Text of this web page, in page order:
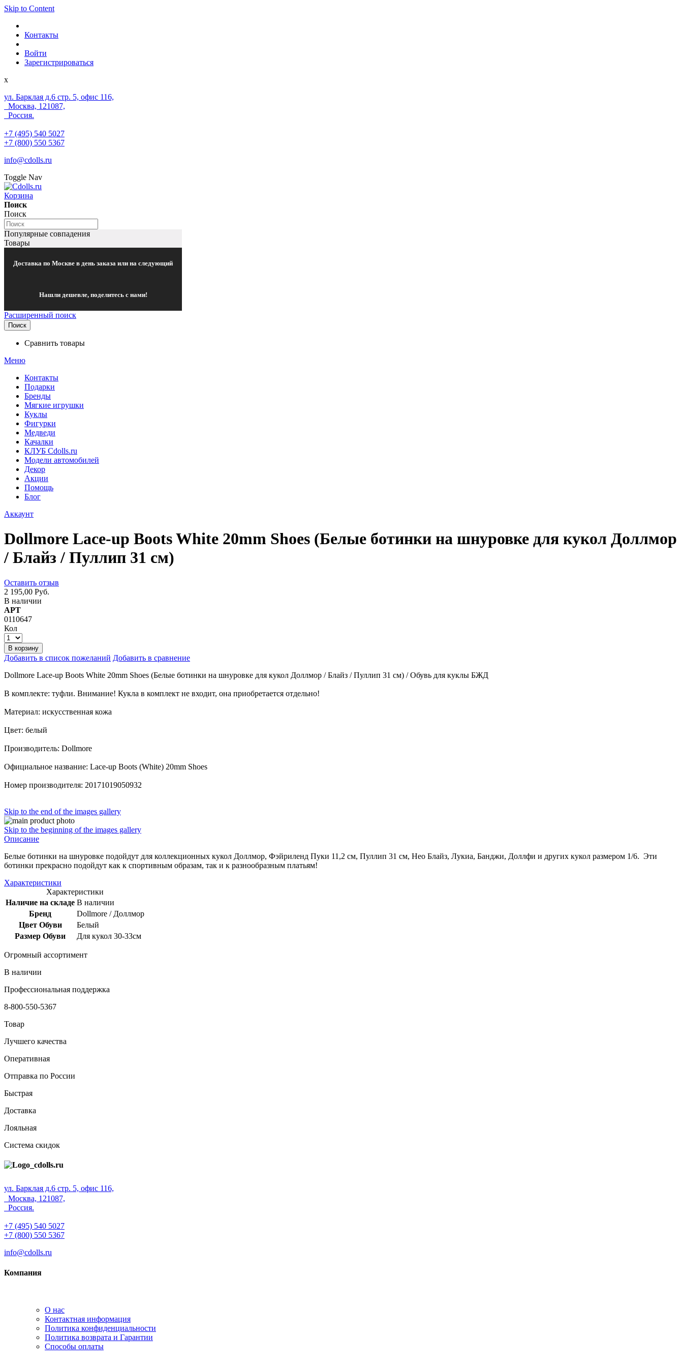
Skip to Content
Контакты
Войти
Зарегистрироваться
x
ул. Барклая д.6 стр. 5, офис 116,
Москва, 121087,
Россия.
+7 (495) 540 5027
+7 (800) 550 5367
info@cdolls.ru
Toggle Nav
Корзина
Поиск
Поиск
Популярные совпадения
Товары
Доставка по Москве в день заказа или на следующий
Нашли дешевле, поделитесь с нами!
Расширенный поиск
Поиск
Сравнить товары
Меню
Контакты
Подарки
Бренды
Мягкие игрушки
Куклы
Фигурки
Медведи
Качалки
КЛУБ Cdolls.ru
Модели автомобилей
Декор
Акции
Помощь
Блог
Аккаунт
Dollmore Lace-up Boots White 20mm Shoes (Белые ботинки на шнуровке для кукол Доллмор
/ Блайз / Пуллип 31 см)
Оставить отзыв
2 195,00 Руб.
В наличии
АРТ
0110647
Кол
В корзину
Добавить в список пожеланий Добавить в сравнение
Dollmore Lace-up Boots White 20mm Shoes (Белые ботинки на шнуровке для кукол Доллмор / Блайз / Пуллип 31 см) / Обувь для куклы БЖД
В комплекте: туфли. Внимание! Кукла в комплект не входит, она приобретается отдельно!
Материал: искусственная кожа
Цвет: белый
Производитель: Dollmore
Официальное название: Lace-up Boots (White) 20mm Shoes
Номер производителя: 20171019050932
Skip to the end of the images gallery
Skip to the beginning of the images gallery
Описание
Белые ботинки на шнуровке подойдут для коллекционных кукол Доллмор, Фэйриленд Пуки 11,2 см, Пуллип 31 см, Нео Блайз, Лукиа, Банджи, Доллфи и других кукол размером 1/6. Эти
ботинки прекрасно подойдут как к спортивным образам, так и к разнообразным платьям!
Характеристики
Характеристики
Наличие на складе В наличии
Бренд
Dollmore / Доллмор
Цвет Обуви
Белый
Размер Обуви
Для кукол 30-33см
Огромный ассортимент
В наличии
Профессиональная поддержка
8-800-550-5367
Товар
Лучшего качества
Оперативная
Отправка по России
Быстрая
Доставка
Лояльная
Система скидок
ул. Барклая д.6 стр. 5, офис 116,
Москва, 121087,
Россия.
+7 (495) 540 5027
+7 (800) 550 5367
info@cdolls.ru
Компания
О нас
Контактная информация
Политика конфиденциальности
Политика возврата и Гарантии
Способы оплаты